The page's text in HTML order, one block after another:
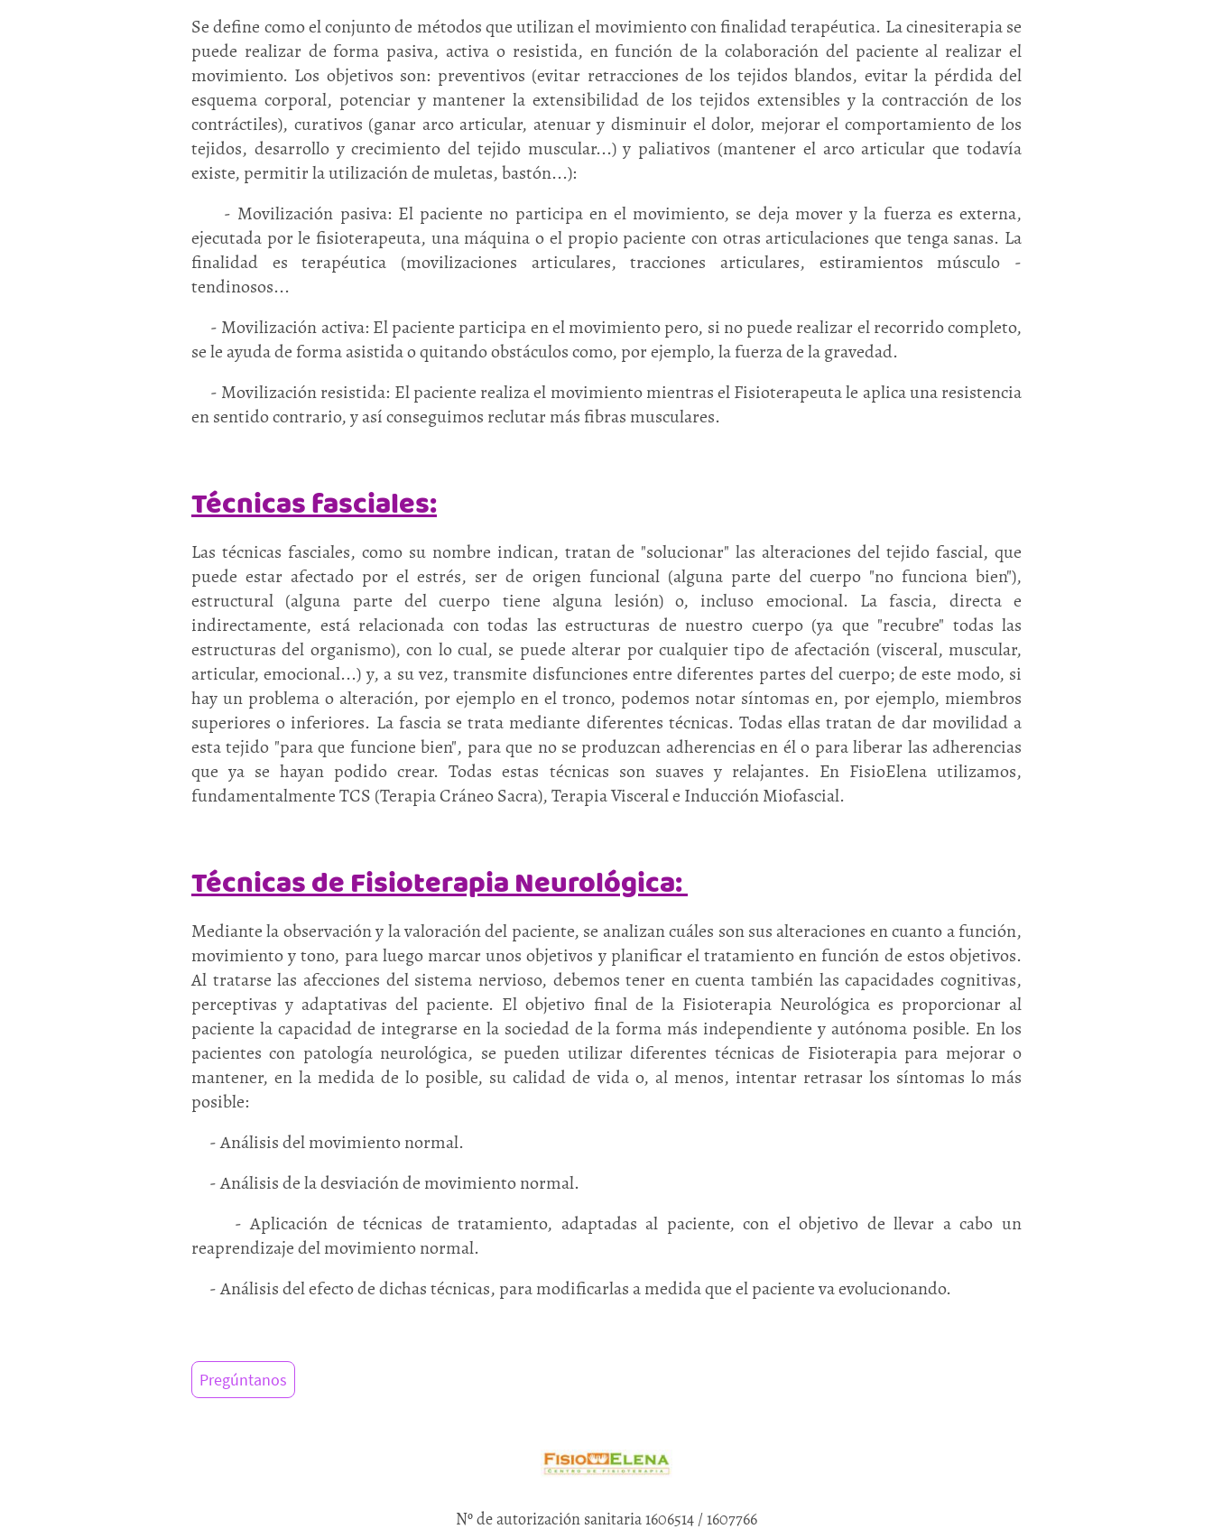
Se define como el conjunto de métodos que utilizan el movimiento con finalidad terapéutica. La cinesiterapia se
puede realizar de forma pasiva, activa o resistida, en función de la colaboración del paciente al realizar el
movimiento. Los objetivos son: preventivos (evitar retracciones de los tejidos blandos, evitar la pérdida del
esquema corporal, potenciar y mantener la extensibilidad de los tejidos extensibles y la contracción de los
contráctiles), curativos (ganar arco articular, atenuar y disminuir el dolor, mejorar el comportamiento de los
tejidos, desarrollo y crecimiento del tejido muscular...) y paliativos (mantener el arco articular que todavía
existe, permitir la utilización de muletas, bastón...):
- Movilización pasiva: El paciente no participa en el movimiento, se deja mover y la fuerza es externa,
ejecutada por le fisioterapeuta, una máquina o el propio paciente con otras articulaciones que tenga sanas. La
finalidad es terapéutica (movilizaciones articulares, tracciones articulares, estiramientos músculo -
tendinosos...
- Movilización activa: El paciente participa en el movimiento pero, si no puede realizar el recorrido completo,
se le ayuda de forma asistida o quitando obstáculos como, por ejemplo, la fuerza de la gravedad.
- Movilización resistida: El paciente realiza el movimiento mientras el Fisioterapeuta le aplica una resistencia
en sentido contrario, y así conseguimos reclutar más fibras musculares.
Técnicas fasciales:
Las técnicas fasciales, como su nombre indican, tratan de "solucionar" las alteraciones del tejido fascial, que
puede estar afectado por el estrés, ser de origen funcional (alguna parte del cuerpo "no funciona bien"),
estructural (alguna parte del cuerpo tiene alguna lesión) o, incluso emocional. La fascia, directa e
indirectamente, está relacionada con todas las estructuras de nuestro cuerpo (ya que "recubre" todas las
estructuras del organismo), con lo cual, se puede alterar por cualquier tipo de afectación (visceral, muscular,
articular, emocional...) y, a su vez, transmite disfunciones entre diferentes partes del cuerpo; de este modo, si
hay un problema o alteración, por ejemplo en el tronco, podemos notar síntomas en, por ejemplo, miembros
superiores o inferiores. La fascia se trata mediante diferentes técnicas. Todas ellas tratan de dar movilidad a
esta tejido "para que funcione bien", para que no se produzcan adherencias en él o para liberar las adherencias
que ya se hayan podido crear. Todas estas técnicas son suaves y relajantes. En FisioElena utilizamos,
fundamentalmente TCS (Terapia Cráneo Sacra), Terapia Visceral e Inducción Miofascial.
Técnicas de Fisioterapia Neurológica:
Mediante la observación y la valoración del paciente, se analizan cuáles son sus alteraciones en cuanto a función,
movimiento y tono, para luego marcar unos objetivos y planificar el tratamiento en función de estos objetivos.
Al tratarse las afecciones del sistema nervioso, debemos tener en cuenta también las capacidades cognitivas,
perceptivas y adaptativas del paciente. El objetivo final de la Fisioterapia Neurológica es proporcionar al
paciente la capacidad de integrarse en la sociedad de la forma más independiente y autónoma posible. En los
pacientes con patología neurológica, se pueden utilizar diferentes técnicas de Fisioterapia para mejorar o
mantener, en la medida de lo posible, su calidad de vida o, al menos, intentar retrasar los síntomas lo más
posible:
- Análisis del movimiento normal.
- Análisis de la desviación de movimiento normal.
- Aplicación de técnicas de tratamiento, adaptadas al paciente, con el objetivo de llevar a cabo un
reaprendizaje del movimiento normal.
- Análisis del efecto de dichas técnicas, para modificarlas a medida que el paciente va evolucionando.
Pregúntanos
Nº de autorización sanitaria 1606514 / 1607766